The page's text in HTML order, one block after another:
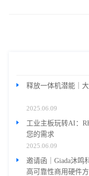
释放一体机潜能｜
2025.06.09
工业主板玩转AI：
您的需求
2025.06.09
邀请函｜Giada沐鸣
高可靠性商用硬件